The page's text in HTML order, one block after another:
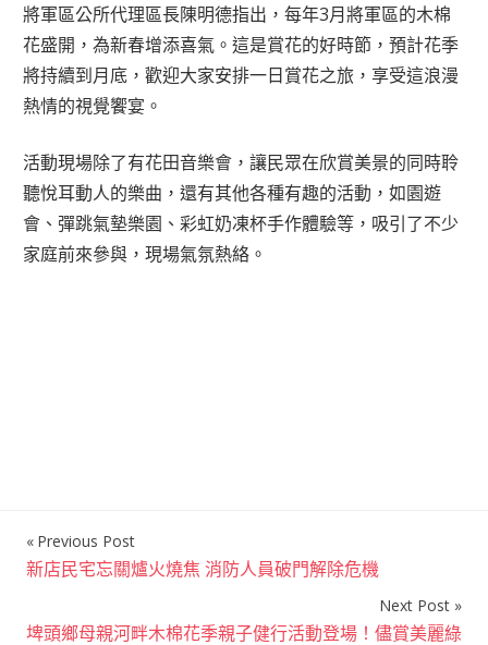
將軍區公所代理區長陳明德指出，每年3月將軍區的木棉
花盛開，為新春增添喜氣。這是賞花的好時節，預計花季
將持續到月底，歡迎大家安排一日賞花之旅，享受這浪漫
熱情的視覺饗宴。
活動現場除了有花田音樂會，讓民眾在欣賞美景的同時聆
聽悅耳動人的樂曲，還有其他各種有趣的活動，如園遊
會、彈跳氣墊樂園、彩虹奶凍杯手作體驗等，吸引了不少
家庭前來參與，現場氣氛熱絡。
文
章
導
Previous Post
新店民宅忘關爐火燒焦 消防人員破門解除危機
Next Post
埤頭鄉母親河畔木棉花季親子健行活動登場！儘賞美麗綠